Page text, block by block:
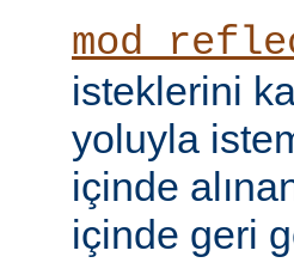
isteklerini
yoluyla
içinde
içinde geri